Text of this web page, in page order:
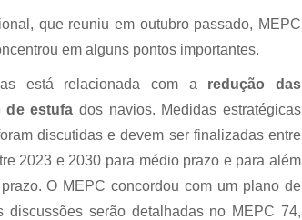
que reuniu em outubro passado, MEPC
em alguns pontos importantes.
está relacionada com a redução das
de estufa dos navios. Medidas estratégicas
discutidas e devem ser finalizadas entre
2023 e 2030 para médio prazo e para além
O MEPC concordou com um plano de
discussões serão detalhadas no MEPC 74,